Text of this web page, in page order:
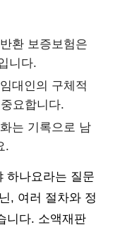
환 보증보험은
니다.
대인의 구체적
요합니다.
는 기록으로 남
.
하나요라는 질문
, 여러 절차와 정
니다. 소액재판